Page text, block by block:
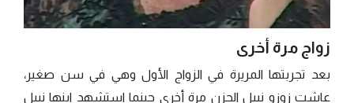
زواج مرة أخرى
بعد تجربتها المريرة في الزواج الأول وهي في سن صغير،
عاشت زوزو نبيل الحزن مرة أخرى حينما استشهد ابنها نبيل